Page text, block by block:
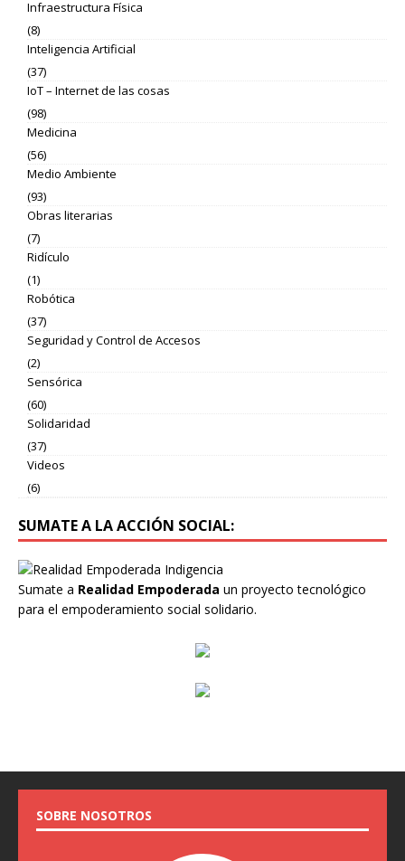
Infraestructura Física
(8)
Inteligencia Artificial
(37)
IoT – Internet de las cosas
(98)
Medicina
(56)
Medio Ambiente
(93)
Obras literarias
(7)
Ridículo
(1)
Robótica
(37)
Seguridad y Control de Accesos
(2)
Sensórica
(60)
Solidaridad
(37)
Videos
(6)
SUMATE A LA ACCIÓN SOCIAL:
Sumate a Realidad Empoderada un proyecto tecnológico
para el empoderamiento social solidario.
SOBRE NOSOTROS